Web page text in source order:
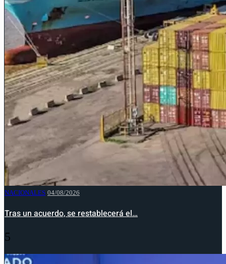
NACIONALES 04/08/2026
Tras un acuerdo, se restablecerá el…
5